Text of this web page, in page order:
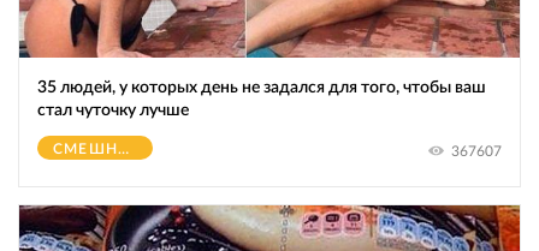
35 людей, у которых день не задался для того, чтобы ваш
стал чуточку лучше
СМЕШНОЕ 367607